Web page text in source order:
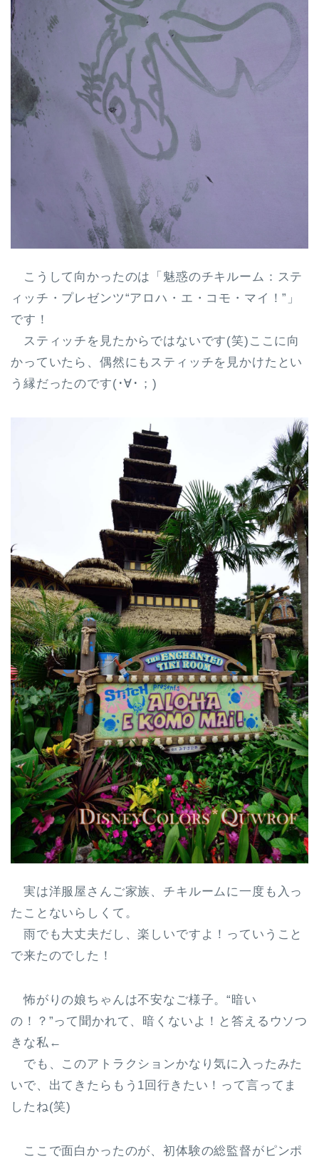
こうして向かったのは「魅惑のチキルーム：ステ
ィッチ・プレゼンツ“アロハ・エ・コモ・マイ！”」
です！
スティッチを見たからではないです(笑)ここに向
かっていたら、偶然にもスティッチを見かけたとい
う縁だったのです(･∀･；)
実は洋服屋さんご家族、チキルームに一度も入っ
たことないらしくて。
雨でも大丈夫だし、楽しいですよ！っていうこと
で来たのでした！
怖がりの娘ちゃんは不安なご様子。“暗い
の！？”って聞かれて、暗くないよ！と答えるウソつ
きな私←
でも、このアトラクションかなり気に入ったみた
いで、出てきたらもう1回行きたい！って言ってま
したね(笑)
ここで面白かったのが、初体験の総監督がピンポ